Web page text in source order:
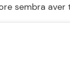
sembra